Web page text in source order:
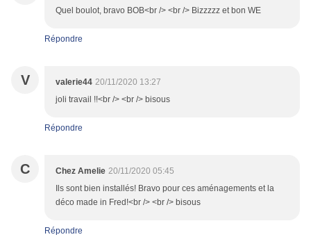
Quel boulot, bravo BOB<br /> <br /> Bizzzzz et bon WE
Répondre
V valerie44 20/11/2020 13:27
joli travail !!<br /> <br /> bisous
Répondre
C Chez Amelie 20/11/2020 05:45
Ils sont bien installés! Bravo pour ces aménagements et la
déco made in Fred!<br /> <br /> bisous
Répondre